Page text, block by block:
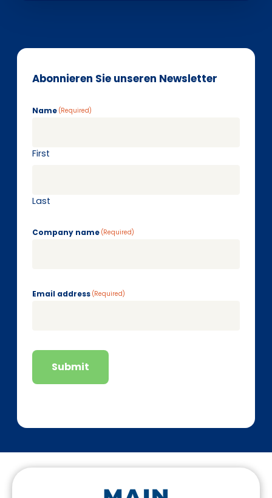
Abonnieren Sie unseren Newsletter
Name (Required)
First
Last
Company name (Required)
Email address (Required)
Submit